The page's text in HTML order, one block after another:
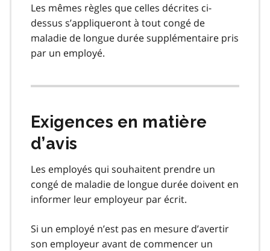
Les mêmes règles que celles décrites ci-
dessus s’appliqueront à tout congé de
maladie de longue durée supplémentaire pris
par un employé.
Exigences en matière
d’avis
Les employés qui souhaitent prendre un
congé de maladie de longue durée doivent en
informer leur employeur par écrit.
Si un employé n’est pas en mesure d’avertir
son employeur avant de commencer un